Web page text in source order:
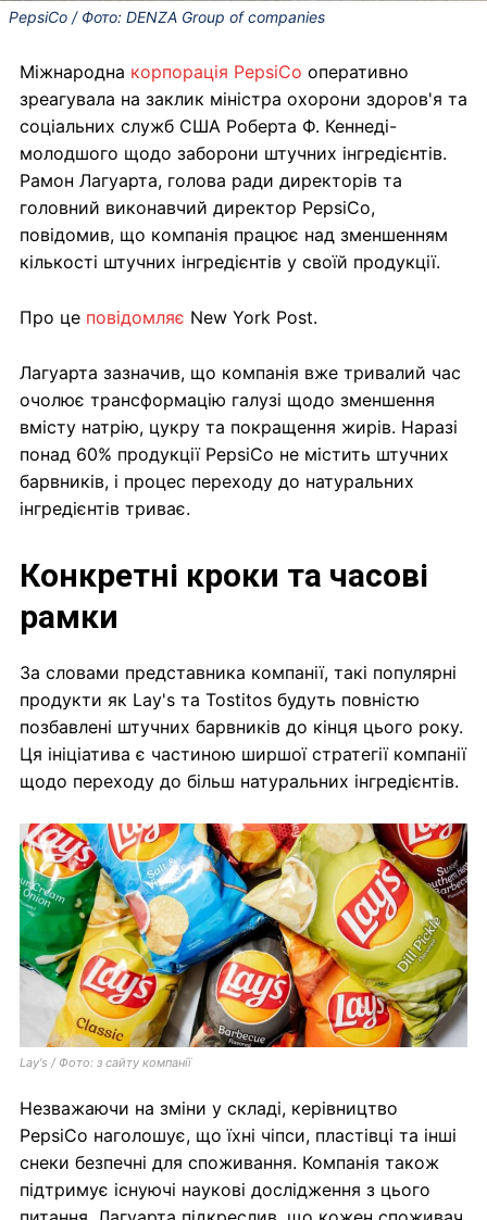
PepsiCo / Фото: DENZA Group of companies
Міжнародна корпорація PepsiCo оперативно
зреагувала на заклик міністра охорони здоров'я та
соціальних служб США Роберта Ф. Кеннеді-
молодшого щодо заборони штучних інгредієнтів.
Рамон Лагуарта, голова ради директорів та
головний виконавчий директор PepsiCo,
повідомив, що компанія працює над зменшенням
кількості штучних інгредієнтів у своїй продукції.
Про це повідомляє New York Post.
Лагуарта зазначив, що компанія вже тривалий час
очолює трансформацію галузі щодо зменшення
вмісту натрію, цукру та покращення жирів. Наразі
понад 60% продукції PepsiCo не містить штучних
барвників, і процес переходу до натуральних
інгредієнтів триває.
Конкретні кроки та часові
рамки
За словами представника компанії, такі популярні
продукти як Lay's та Tostitos будуть повністю
позбавлені штучних барвників до кінця цього року.
Ця ініціатива є частиною ширшої стратегії компанії
щодо переходу до більш натуральних інгредієнтів.
Lay's / Фото: з сайту компанії
Незважаючи на зміни у складі, керівництво
PepsiCo наголошує, що їхні чіпси, пластівці та інші
снеки безпечні для споживання. Компанія також
підтримує існуючі наукові дослідження з цього